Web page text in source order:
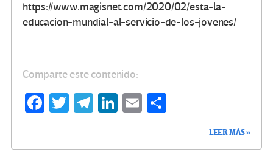
https://www.magisnet.com/2020/02/esta-la-
educacion-mundial-al-servicio-de-los-jovenes/
Comparte este contenido:
Fa T
Te
Li
E
LEER MÁS »